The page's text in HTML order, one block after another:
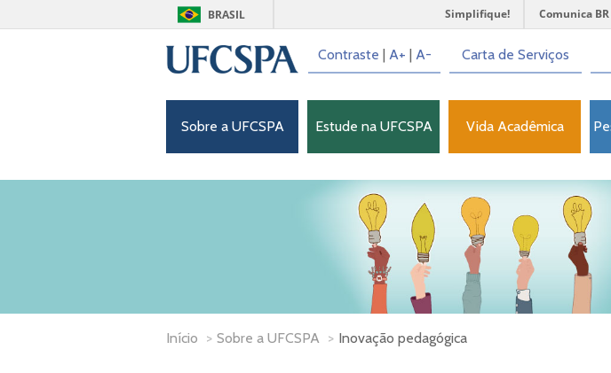
BRASIL Simplifique! Comunica BR
Contraste | A+ | A- Carta de Serviços
Sobre a UFCSPA Estude na UFCSPA Vida Acadêmica
Início > Sobre a UFCSPA > Inovação pedagógica